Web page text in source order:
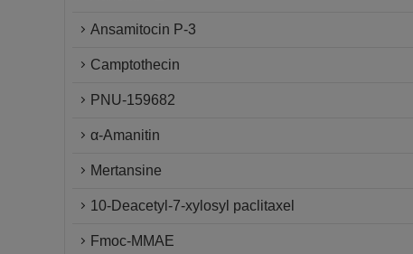
Ansamitocin P-3
Camptothecin
PNU-159682
α-Amanitin
Mertansine
10-Deacetyl-7-xylosyl paclitaxel
Fmoc-MMAE